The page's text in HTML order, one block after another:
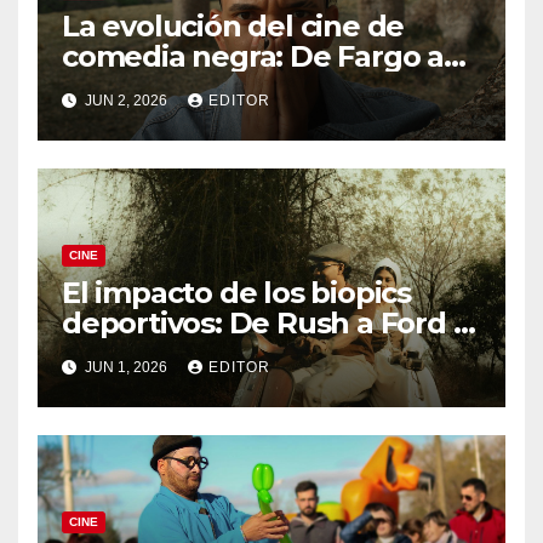
La evolución del cine de
comedia negra: De Fargo a
Knives Out
JUN 2, 2026 EDITOR
CINE
El impacto de los biopics
deportivos: De Rush a Ford v
Ferrari
JUN 1, 2026 EDITOR
CINE